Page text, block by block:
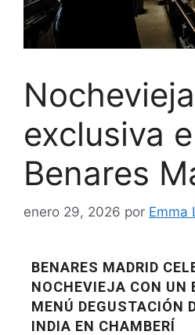
Nochevieja
exclusiva
Benares
enero 29, 2026 por Emma
BENARES MADRID
NOCHEVIEJA CON UN
MENÚ DEGUSTACIÓN
INDIA EN CHAMBERÍ